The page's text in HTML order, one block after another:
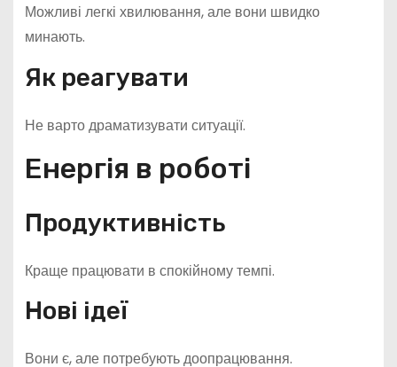
Можливі легкі хвилювання, але вони швидко
минають.
Як реагувати
Не варто драматизувати ситуації.
Енергія в роботі
Продуктивність
Краще працювати в спокійному темпі.
Нові ідеї
Вони є, але потребують доопрацювання.